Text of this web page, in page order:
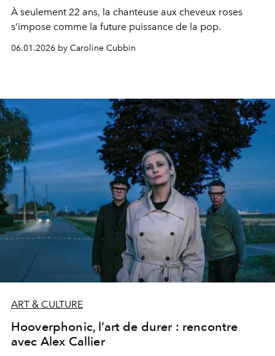
À seulement 22 ans, la chanteuse aux cheveux roses
s’impose comme la future puissance de la pop.
06.01.2026 by Caroline Cubbin
ART & CULTURE
Hooverphonic, l’art de durer : rencontre
avec Alex Callier